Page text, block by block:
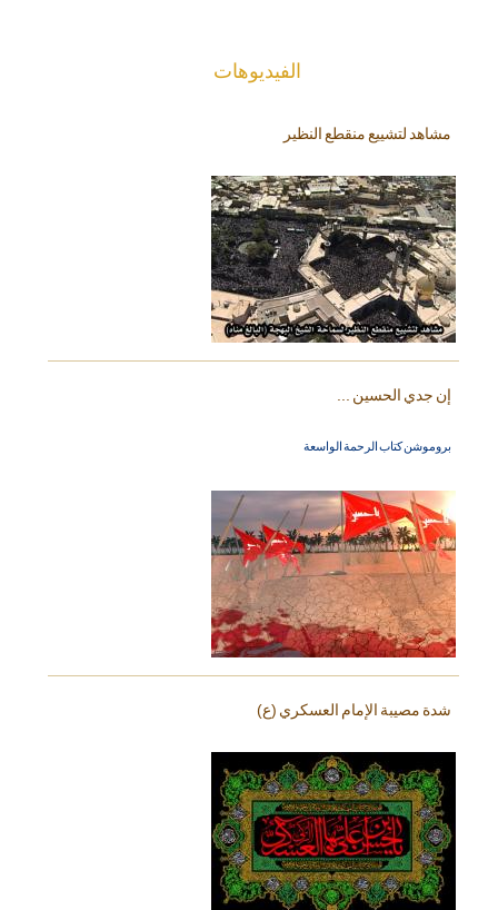
الفیدیوهات
مشاهد لتشييع منقطع النظير
إن جدي الحسين ...
بروموشن كتاب الرحمة الواسعة
شدة مصيبة الإمام العسكري (ع)